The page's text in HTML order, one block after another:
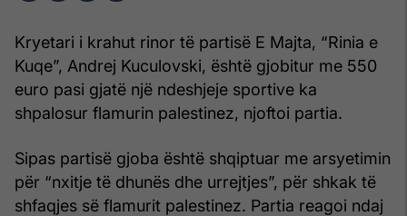
Kryetari i krahut rinor të partisë E Majta, “Rinia e
Kuqe”, Andrej Kuculovski, është gjobitur me 550
euro pasi gjatë një ndeshjeje sportive ka
shpalosur flamurin palestinez, njoftoi partia.
Sipas partisë gjoba është shqiptuar me arsyetimin
për “nxitje të dhunës dhe urrejtjes”, për shkak të
shfaqjes së flamurit palestinez. Partia reagoi ndaj